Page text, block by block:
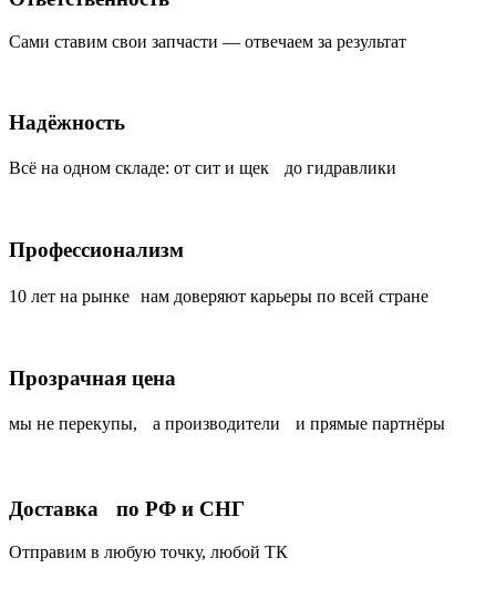
Сами ставим свои запчасти — отвечаем за результат
Надёжность
Всё на одном складе: от сит и щек до гидравлики
Профессионализм
10 лет на рынке нам доверяют карьеры по всей стране
Прозрачная цена
мы не перекупы, а производители и прямые партнёры
Доставка по РФ и СНГ
Отправим в любую точку, любой ТК